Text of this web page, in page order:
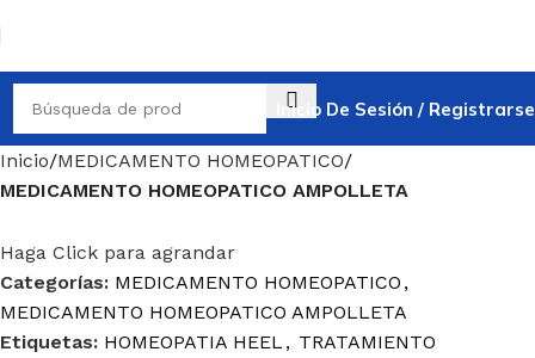
Inicio De Sesión / Registrarse
Inicio MEDICAMENTO HOMEOPATICO
MEDICAMENTO HOMEOPATICO AMPOLLETA
Haga Click para agrandar
Categorías: MEDICAMENTO HOMEOPATICO ,
MEDICAMENTO HOMEOPATICO AMPOLLETA
Etiquetas: HOMEOPATIA HEEL , TRATAMIENTO